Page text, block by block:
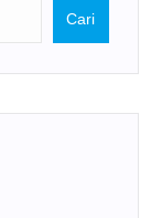
Cari